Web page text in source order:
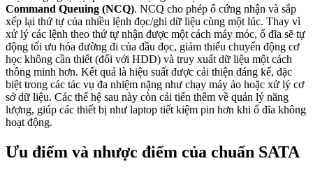
Command Queuing (NCQ). NCQ cho phép ổ cứng nhận và sắp
xếp lại thứ tự của nhiều lệnh đọc/ghi dữ liệu cùng một lúc. Thay vì
xử lý các lệnh theo thứ tự nhận được một cách máy móc, ổ đĩa sẽ tự
động tối ưu hóa đường đi của đầu đọc, giảm thiểu chuyển động cơ
học không cần thiết (đối với HDD) và truy xuất dữ liệu một cách
thông minh hơn. Kết quả là hiệu suất được cải thiện đáng kể, đặc
biệt trong các tác vụ đa nhiệm nặng như chạy máy ảo hoặc xử lý cơ
sở dữ liệu. Các thế hệ sau này còn cải tiến thêm về quản lý năng
lượng, giúp các thiết bị như laptop tiết kiệm pin hơn khi ổ đĩa không
hoạt động.
Ưu điểm và nhược điểm của chuẩn SATA